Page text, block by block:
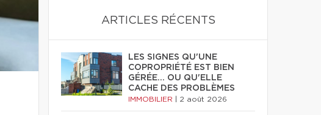
ARTICLES RÉCENTS
LES SIGNES QU'UNE
COPROPRIÉTÉ EST BIEN
GÉRÉE… OU QU'ELLE
CACHE DES PROBLÈMES
IMMOBILIER 2 août 2026